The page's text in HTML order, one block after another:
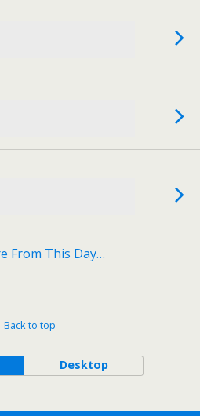
From This Day…
Back to top
Desktop